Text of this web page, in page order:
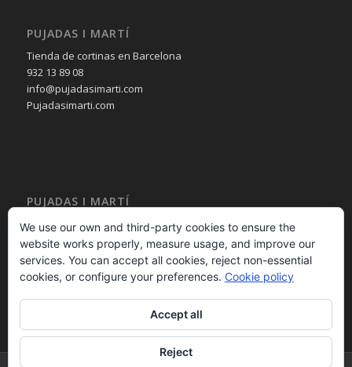
PUJADAS I MARTÍ
Tienda de cortinas en Barcelona
932 13 89 08
info@pujadasimarti.com
Pujadasimarti.com
PUJADAS I MARTÍ
Cortinas en Barcelona
Tendencia en cortinas
Asesoramiento en cortinas
Decoración en cortinas
We use our own and third-party cookies to ensure the
website works properly, measure usage, and improve our
services. You can accept all cookies, reject non-essential
cookies, or configure your preferences. Cookie policy
Accept all
Reject